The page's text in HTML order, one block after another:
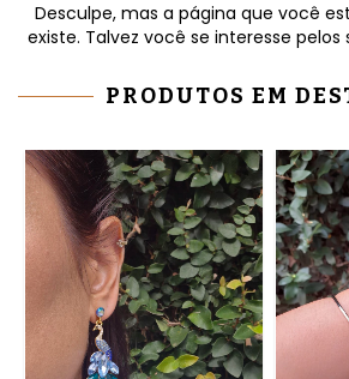
Desculpe, mas a página que você
existe. Talvez você se interesse
PRODUTOS EM